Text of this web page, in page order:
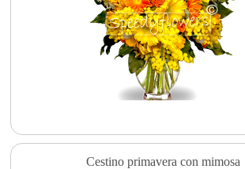
Cestino primavera con mimosa